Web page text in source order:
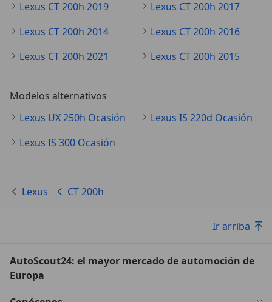
Lexus CT 200h 2019
Lexus CT 200h 2017
Lexus CT 200h 2014
Lexus CT 200h 2016
Lexus CT 200h 2021
Lexus CT 200h 2015
Modelos alternativos
Lexus UX 250h Ocasión
Lexus IS 220d Ocasión
Lexus IS 300 Ocasión
Lexus CT 200h
Ir arriba
AutoScout24: el mayor mercado de automoción de
Europa